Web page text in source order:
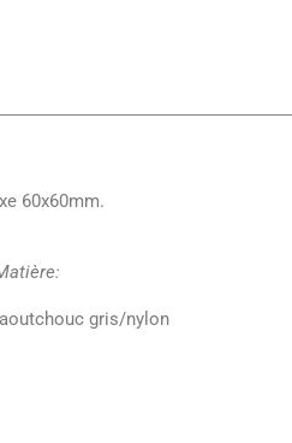
60x60mm.
Matière:
gris/nylon